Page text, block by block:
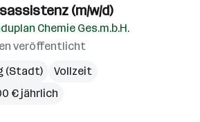
(m/w/d)
Chemie Ges.m.b.H.
veröffentlicht
(Stadt)
Vollzeit
€ jährlich